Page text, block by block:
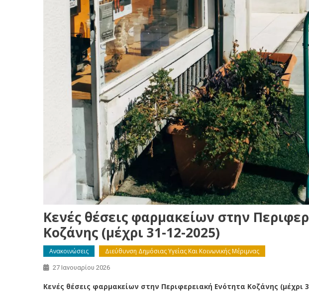
Κενές θέσεις φαρμακείων στην
Κοζάνης (μέχρι 31-12-2025)
Ανακοινώσεις Διεύθυνση Δημόσιας Υγείας Και Κοινωνικής Μέριμνας
27 Ιανουαρίου 2026
Κενές θέσεις φαρμακείων στην Περιφερειακή Ενότητα Κοζάνης (μέχρι